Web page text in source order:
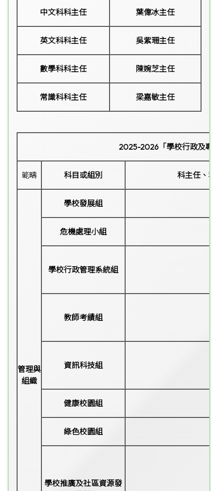
中文科科主任 葉偉冰主任
英文科科主任 吳紫珊主任
數學科科主任 陳婉芝主任
常識科科主任 梁嘉敏主任
2025-2026 「學校行政及專
範疇 科目或組別 科主任、
管理與
組織
學校發展組
危機處理小組
學校行政管理系統組
教師考績組
資訊科技組
健康校園組
綠色校園組
學校推廣及社區資源發